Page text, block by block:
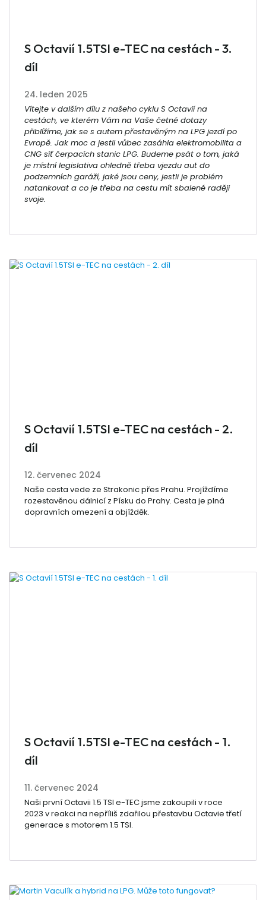
S Octavií 1.5TSI e-TEC na cestách - 3.
díl
24. leden 2025
Vítejte v dalším dílu z našeho cyklu S Octavií na
cestách, ve kterém Vám na Vaše četné dotazy
přiblížíme, jak se s autem přestavěným na LPG jezdí po
Evropě. Jak moc a jestli vůbec zasáhla elektromobilita a
CNG síť čerpacích stanic LPG. Budeme psát o tom, jaká
je místní legislativa ohledně třeba vjezdu aut do
podzemních garáží, jaké jsou ceny, jestli je problém
natankovat a co je třeba na cestu mít sbalené raději
svoje.
S Octavií 1.5TSI e-TEC na cestách - 2.
díl
12. červenec 2024
Naše cesta vede ze Strakonic přes Prahu. Projíždíme
rozestavěnou dálnicí z Písku do Prahy. Cesta je plná
dopravních omezení a objížděk.
S Octavií 1.5TSI e-TEC na cestách - 1.
díl
11. červenec 2024
Naši první Octavii 1.5 TSI e-TEC jsme zakoupili v roce
2023 v reakci na nepříliš zdařilou přestavbu Octavie třetí
generace s motorem 1.5 TSI.